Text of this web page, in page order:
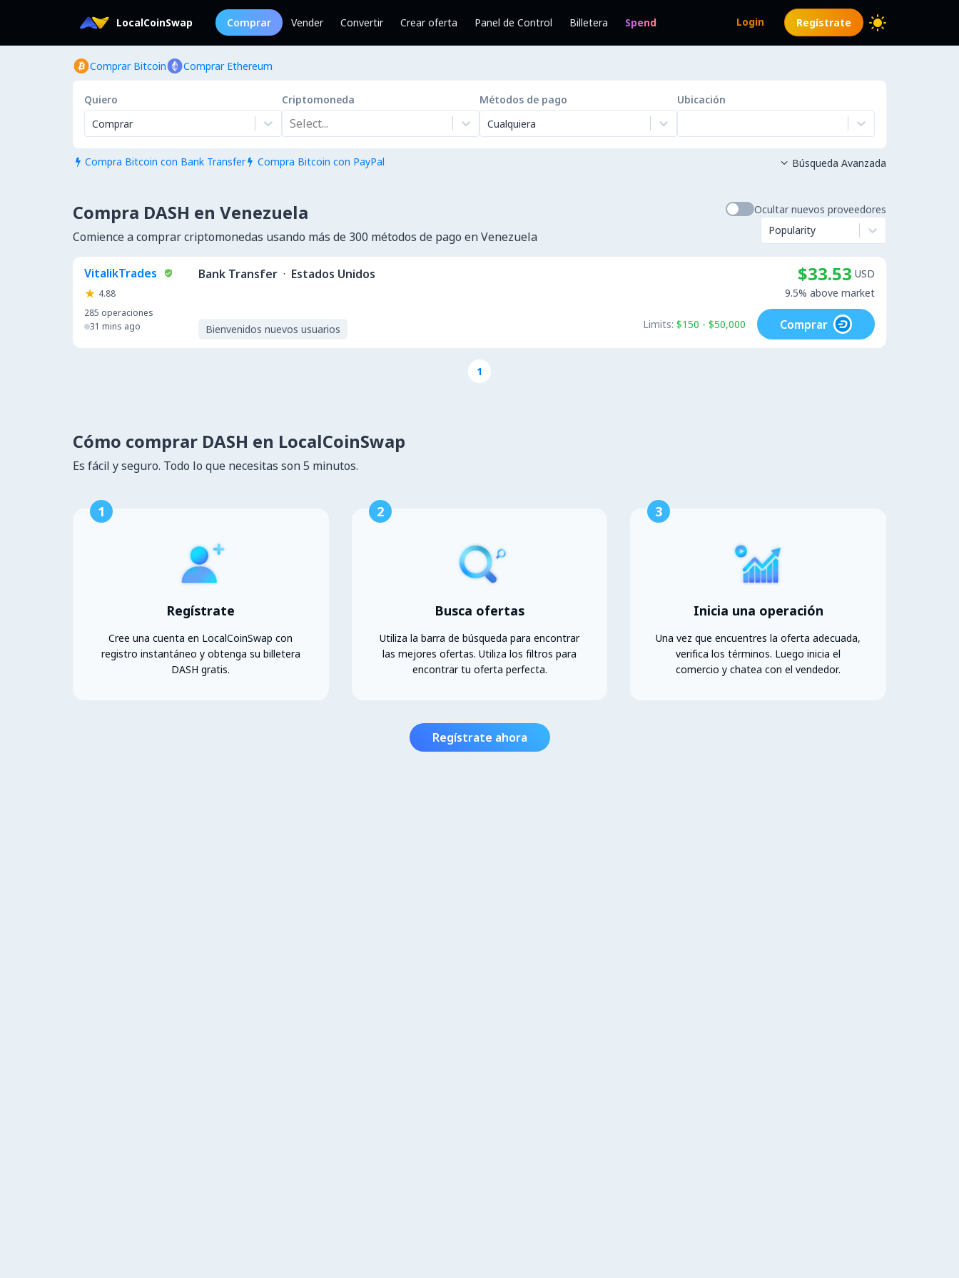
LocalCoinSwap Comprar Vender Convertir Crear oferta Panel de Control Billetera Spend Login Regístrate
Comprar Bitcoin Comprar Ethereum
Quiero
Comprar
Criptomoneda
Select...
Métodos de pago
Cualquiera
Ubicación
 Compra Bitcoin con Bank Transfer  Compra Bitcoin con PayPal  Búsqueda Avanzada
Compra DASH en Venezuela
Comience a comprar criptomonedas usando más de 300 métodos de pago en Venezuela
Ocultar nuevos proveedores
Popularity
VitalikTrades
4.88
285 operaciones
31 mins ago
Bank Transfer · Estados Unidos
Bienvenidos nuevos usuarios
$33.53 USD
9.5% above market
Limits: $150 - $50,000 Comprar
1
Cómo comprar DASH en LocalCoinSwap
Es fácil y seguro. Todo lo que necesitas son 5 minutos.
1
Regístrate
Cree una cuenta en LocalCoinSwap con
registro instantáneo y obtenga su billetera
DASH gratis.
2
Busca ofertas
Utiliza la barra de búsqueda para encontrar
las mejores ofertas. Utiliza los filtros para
encontrar tu oferta perfecta.
3
Inicia una operación
Una vez que encuentres la oferta adecuada,
verifica los términos. Luego inicia el
comercio y chatea con el vendedor.
Regístrate ahora